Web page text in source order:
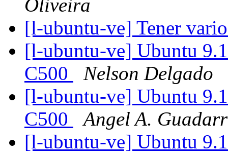
Oliveira
[l-ubuntu-ve] Tener
[l-ubuntu-ve] Ubuntu
C500
Nelson Delgado
[l-ubuntu-ve] Ubuntu
C500
Angel A.
[l-ubuntu-ve] Ubuntu